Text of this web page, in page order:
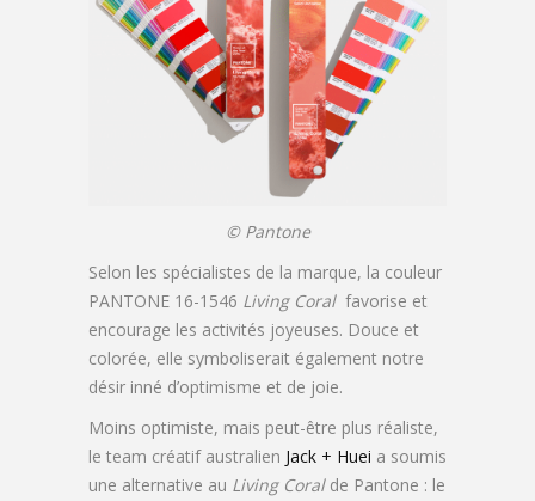
© Pantone
Selon les spécialistes de la marque, la couleur
PANTONE 16-1546 Living Coral favorise et
encourage les activités joyeuses. Douce et
colorée, elle symboliserait également notre
désir inné d’optimisme et de joie.
Moins optimiste, mais peut-être plus réaliste,
le team créatif australien Jack + Huei a soumis
une alternative au Living Coralde Pantone : le